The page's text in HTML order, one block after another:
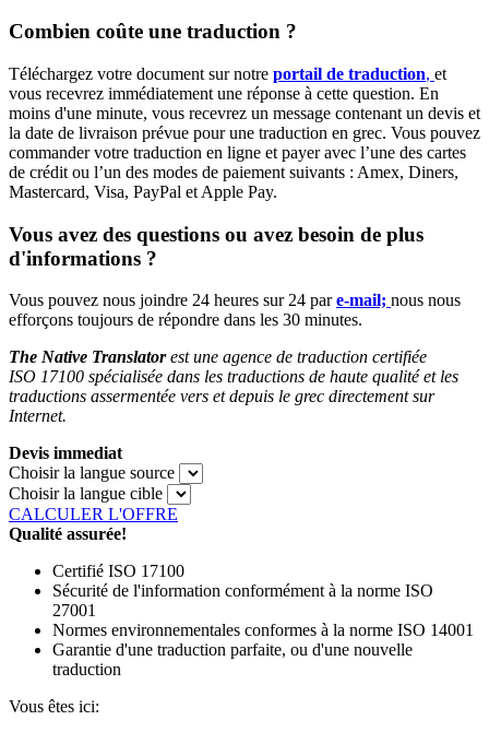
Combien coûte une traduction ?
Téléchargez votre document sur notre portail de traduction, et
vous recevrez immédiatement une réponse à cette question. En
moins d'une minute, vous recevrez un message contenant un devis et
la date de livraison prévue pour une traduction en grec. Vous pouvez
commander votre traduction en ligne et payer avec l’une des cartes
de crédit ou l’un des modes de paiement suivants : Amex, Diners,
Mastercard, Visa, PayPal et Apple Pay.
Vous avez des questions ou avez besoin de plus
d'informations ?
Vous pouvez nous joindre 24 heures sur 24 pare-mail; nous nous
efforçons toujours de répondre dans les 30 minutes.
The Native Translatorest une agence de traduction certifiée
ISO 17100 spécialisée dans les traductions de haute qualité et les
traductions assermentée vers et depuis le grec directement sur
Internet.
Devis immediat
Choisir la langue source
Choisir la langue cible
CALCULER L'OFFRE
Qualité assurée!
Certifié ISO 17100
Sécurité de l'information conformément à la norme ISO
27001
Normes environnementales conformes à la norme ISO 14001
Garantie d'une traduction parfaite, ou d'une nouvelle
traduction
Vous êtes ici: